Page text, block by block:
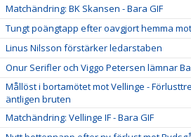
Matchändring: BK Skansen - Bara GIF
Tungt poängtapp efter oavgjort hemma
Linus Nilsson förstärker ledarstaben
Onur Serifler och Viggo Petersen lämnar
Mållöst i bortamötet mot Vellinge -
äntligen bruten
Matchändring: Vellinge IF - Bara GIF